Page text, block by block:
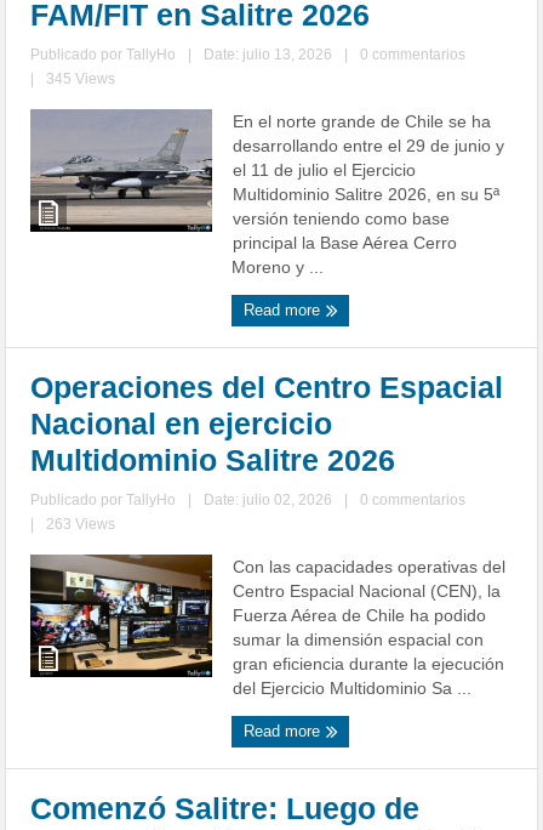
FAM/FIT en Salitre 2026
Publicado porTallyHo Date: julio 13, 2026
0 commentarios
345 Views
En el norte grande de Chile se ha
desarrollando entre el 29 de junio y
el 11 de julio el Ejercicio
Multidominio Salitre 2026, en su 5ª
versión teniendo como base
principal la Base Aérea Cerro
Moreno y ...
Read more
Operaciones del Centro Espacial
Nacional en ejercicio
Multidominio Salitre 2026
Publicado porTallyHo Date: julio 02, 2026
0 commentarios
263 Views
Con las capacidades operativas del
Centro Espacial Nacional (CEN), la
Fuerza Aérea de Chile ha podido
sumar la dimensión espacial con
gran eficiencia durante la ejecución
del Ejercicio Multidominio Sa ...
Read more
Comenzó Salitre: Luego de